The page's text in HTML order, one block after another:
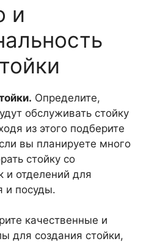
и
Определите,
обслуживать стойку
из этого подберите
вы планируете много
стойку со
и отделений для
и посуды.
качественные и
для создания стойки,